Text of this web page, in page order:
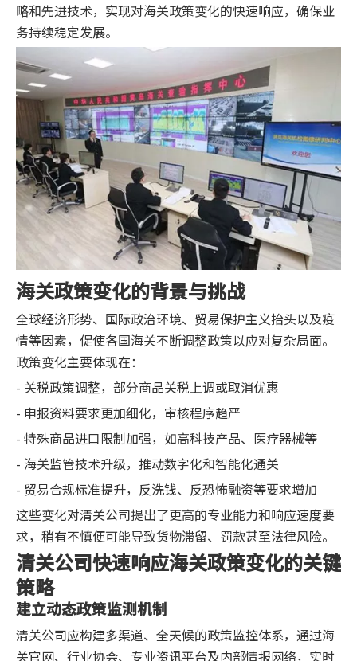
略和先进技术，实现对海关政策变化的快速响应，确保业
务持续稳定发展。
海关政策变化的背景与挑战
全球经济形势、国际政治环境、贸易保护主义抬头以及疫
情等因素，促使各国海关不断调整政策以应对复杂局面。
政策变化主要体现在：
- 关税政策调整，部分商品关税上调或取消优惠
- 申报资料要求更加细化，审核程序趋严
- 特殊商品进口限制加强，如高科技产品、医疗器械等
- 海关监管技术升级，推动数字化和智能化通关
- 贸易合规标准提升，反洗钱、反恐怖融资等要求增加
这些变化对清关公司提出了更高的专业能力和响应速度要
求，稍有不慎便可能导致货物滞留、罚款甚至法律风险。
清关公司快速响应海关政策变化的关键
策略
建立动态政策监测机制
清关公司应构建多渠道、全天候的政策监控体系，通过海
关官网、行业协会、专业资讯平台及内部情报网络，实时